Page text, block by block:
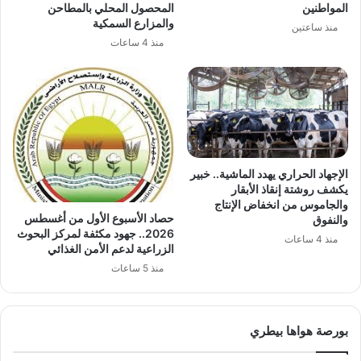
المواطنين
منذ ساعتين
المحصول المحلي بالمطاحن
والمزارع السمكية
منذ 4 ساعات
الإجهاد الحراري يهدد الماشية.. خبير
يكشف روشتة إنقاذ الأبقار
والجاموس من انخفاض الإنتاج
والنفوق
منذ 4 ساعات
حصاد الأسبوع الأول من أغسطس
2026.. جهود مكثفة لمركز البحوث
الزراعية لدعم الأمن الغذائي
منذ 5 ساعات
بورصة هواها بيطري